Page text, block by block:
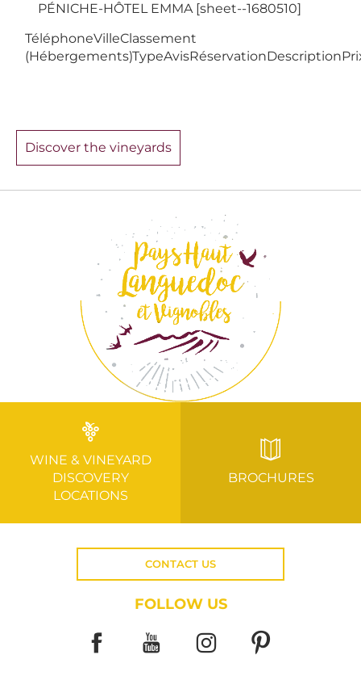
PÉNICHE-HÔTEL EMMA [sheet--1680510]
TéléphoneVilleClassement
Discover the vineyards
WINE & VINEYARD
DISCOVERY
LOCATIONS
BROCHURES
CONTACT US
FOLLOW US